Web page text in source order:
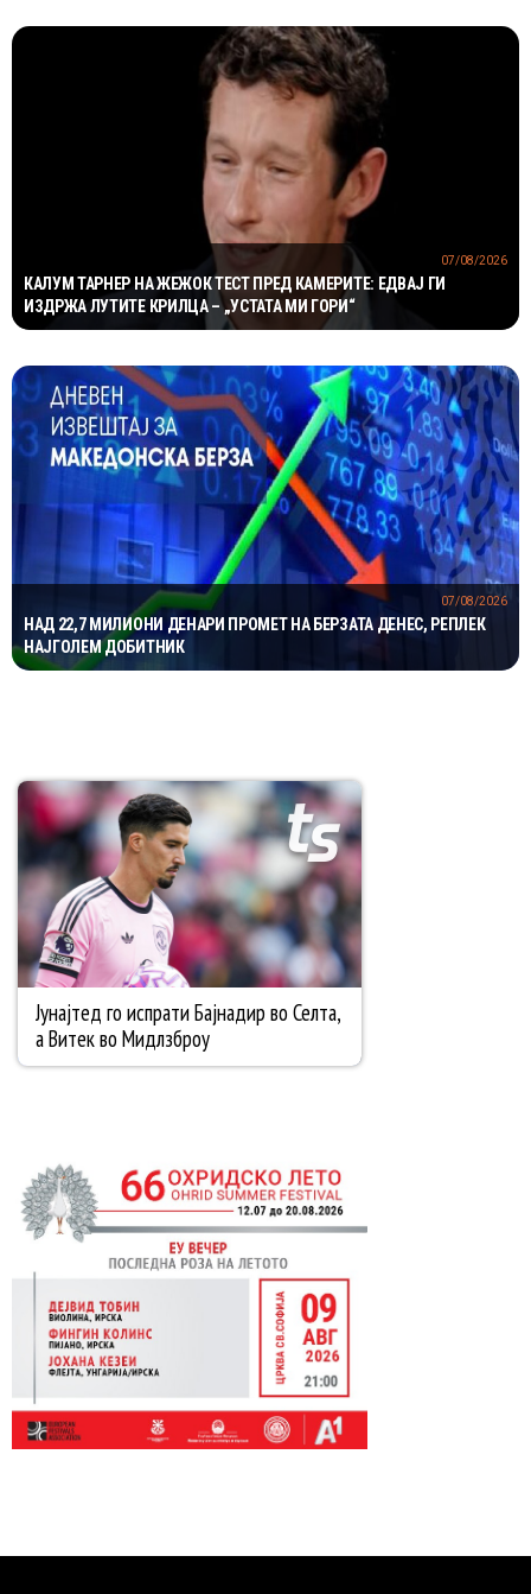
КАЛУМ ТАРНЕР НА ЖЕЖОК ТЕСТ ПРЕД КАМЕРИТЕ: ЕДВАЈ ГИ
ИЗДРЖА ЛУТИТЕ КРИЛЦА – „УСТАТА МИ ГОРИ“
07/08/2026
НАД 22,7 МИЛИОНИ ДЕНАРИ ПРОМЕТ НА БЕРЗАТА ДЕНЕС, РЕПЛЕК
НАЈГОЛЕМ ДОБИТНИК
07/08/2026